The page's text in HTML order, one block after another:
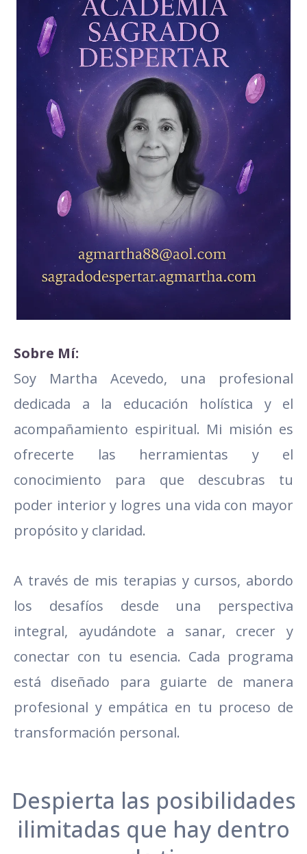
Sobre Mí:
Soy Martha Acevedo, una profesional
dedicada a la educación holística y el
acompañamiento espiritual. Mi misión es
ofrecerte las herramientas y el
conocimiento para que descubras tu
poder interior y logres una vida con mayor
propósito y claridad.
A través de mis terapias y cursos, abordo
los desafíos desde una perspectiva
integral, ayudándote a sanar, crecer y
conectar con tu esencia. Cada programa
está diseñado para guiarte de manera
profesional y empática en tu proceso de
transformación personal.
Despierta las posibilidades
ilimitadas que hay dentro